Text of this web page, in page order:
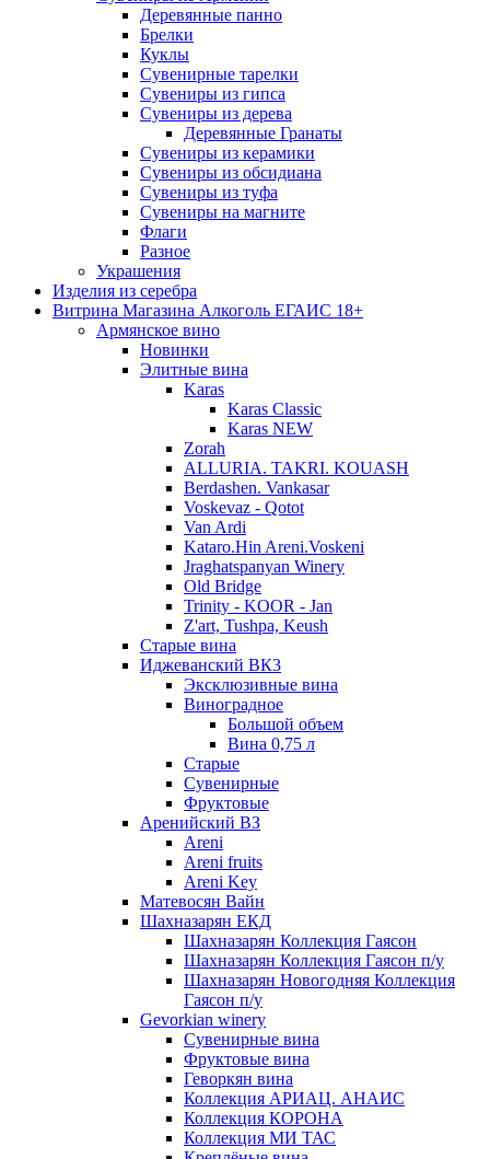
Деревянные панно
Брелки
Куклы
Сувенирные тарелки
Сувениры из гипса
Сувениры из дерева
Деревянные Гранаты
Сувениры из керамики
Сувениры из обсидиана
Сувениры из туфа
Сувениры на магните
Флаги
Разное
Украшения
Изделия из серебра
Витрина Магазина Алкоголь ЕГАИС 18+
Армянское вино
Новинки
Элитные вина
Karas
Karas Classic
Karas NEW
Zorah
ALLURIA. TAKRI. KOUASH
Berdashen. Vankasar
Voskevaz - Qotot
Van Ardi
Kataro.Hin Areni.Voskeni
Jraghatspanyan Winery
Old Bridge
Trinity - KOOR - Jan
Z'art, Tushpa, Keush
Старые вина
Иджеванский ВК3
Эксклюзивные вина
Виноградное
Большой объем
Вина 0,75 л
Старые
Сувенирные
Фруктовые
Аренийский ВЗ
Areni
Areni fruits
Areni Key
Матевосян Вайн
Шахназарян ЕКД
Шахназарян Коллекция Гаясон
Шахназарян Коллекция Гаясон п/у
Шахназарян Новогодняя Коллекция
Гаясон п/у
Gevorkian winery
Сувенирные вина
Фруктовые вина
Геворкян вина
Коллекция АРИАЦ. АНАИС
Коллекция КОРОНА
Коллекция МИ ТАС